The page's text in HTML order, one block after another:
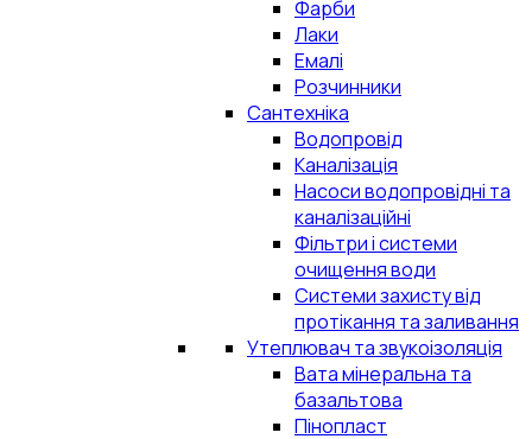
Фарби
Лаки
Емалі
Розчинники
Сантехніка
Водопровід
Каналізація
Насоси водопровідні та
каналізаційні
Фільтри і системи
очищення води
Системи захисту від
протікання та заливання
Утеплювач та звукоізоляція
Вата мінеральна та
базальтова
Пінопласт